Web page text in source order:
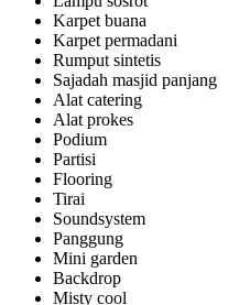
Karpet buana
Karpet permadani
Rumput sintetis
Sajadah masjid panjang
Alat catering
Alat prokes
Podium
Partisi
Flooring
Tirai
Soundsystem
Panggung
Mini garden
Backdrop
Misty cool